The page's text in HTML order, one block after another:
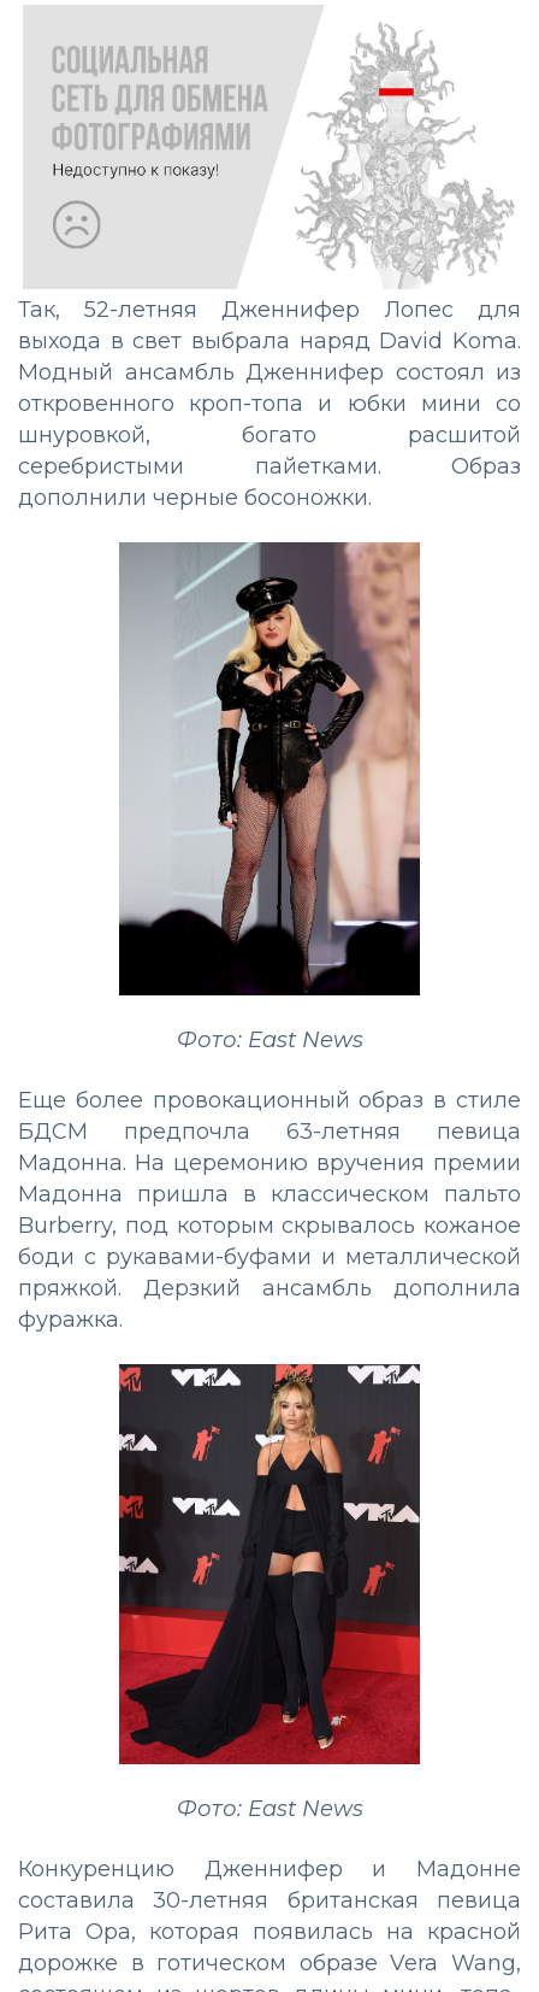
Так, 52-летняя Дженнифер Лопес для
выхода в свет выбрала наряд David Koma.
Модный ансамбль Дженнифер состоял из
откровенного кроп-топа и юбки мини со
шнуровкой, богато расшитой
серебристыми пайетками. Образ
дополнили черные босоножки.
Фото: East News
Еще более провокационный образ в стиле
БДСМ предпочла 63-летняя певица
Мадонна. На церемонию вручения премии
Мадонна пришла в классическом пальто
Burberry, под которым скрывалось кожаное
боди с рукавами-буфами и металлической
пряжкой. Дерзкий ансамбль дополнила
фуражка.
Фото: East News
Конкуренцию Дженнифер и Мадонне
составила 30-летняя британская певица
Рита Ора, которая появилась на красной
дорожке в готическом образе Vera Wang,